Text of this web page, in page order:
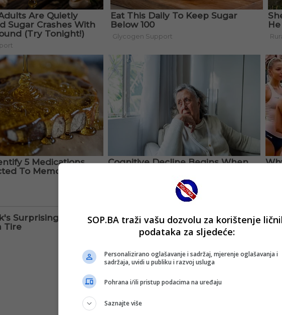
SOP.BA traži vašu dozvolu za korištenje
podataka za sljedeće:
Personalizirano oglašavanje i sadržaj, mjerenje oglašavanja i
sadržaja, uvidi u publiku i razvoj usluga
Pohrana i/ili pristup podacima na uređaju
Saznajte više